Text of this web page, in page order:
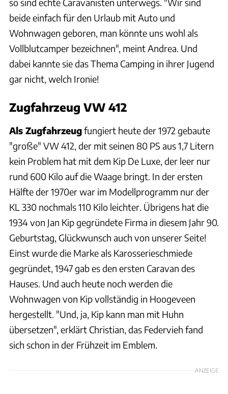
beide einfach für den Urlaub mit Auto und
Wohnwagen geboren, man könnte uns wohl als
Vollblutcamper bezeichnen", meint Andrea. Und
dabei kannte sie das Thema Camping in ihrer Jugend
gar nicht, welch Ironie!
Zugfahrzeug VW 412
Als Zugfahrzeugfungiert heute der 1972 gebaute
"große" VW 412, der mit seinen 80 PS aus 1,7 Litern
kein Problem hat mit dem Kip De Luxe, der leer nur
rund 600 Kilo auf die Waage bringt. In der ersten
Hälfte der 1970er war im Modellprogramm nur der
KL 330 nochmals 110 Kilo leichter. Übrigens hat die
1934 von Jan Kip gegründete Firma in diesem Jahr 90.
Geburtstag, Glückwunsch auch von unserer Seite!
Einst wurde die Marke als Karosserieschmiede
gegründet, 1947 gab es den ersten Caravan des
Hauses. Und auch heute noch werden die
Wohnwagen von Kip vollständig in Hoogeveen
hergestellt. "Und, ja, Kip kann man mit Huhn
übersetzen", erklärt Christian, das Federvieh fand
sich schon in der Frühzeit im Emblem.
ANZEIGE